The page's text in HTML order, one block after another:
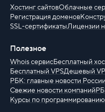
Хостинг сайтовОблачные
Регистрация доменов
SSL-сертификатыЛицензии
Полезное
Whois сервисБесплатный
Бесплатный VPSДешевый
РБК: главные новости
Свежие новости компаний
Курсы по